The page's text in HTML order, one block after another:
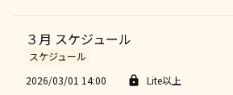
３月 スケジュール
スケジュール
2026/03/01 14:00
Lite以上